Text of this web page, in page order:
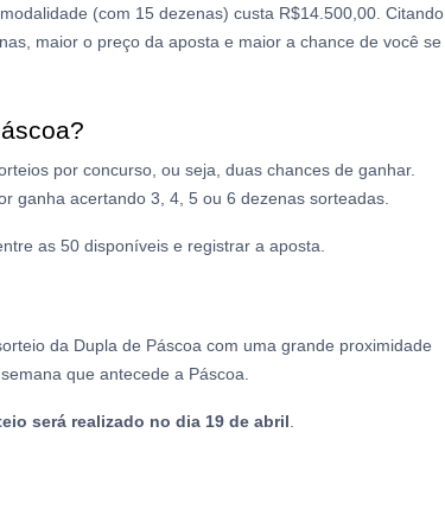
(com 15 dezenas) custa R$14.500,00. Citando
maior o preço da aposta e maior a chance de você se
por concurso, ou seja, duas chances de ganhar.
ganha acertando 3, 4, 5 ou 6 dezenas sorteadas.
as 50 disponíveis e registrar a aposta
da Dupla de Páscoa com uma grande proximidade
que antecede a Páscoa.
será realizado no dia 19 de abril